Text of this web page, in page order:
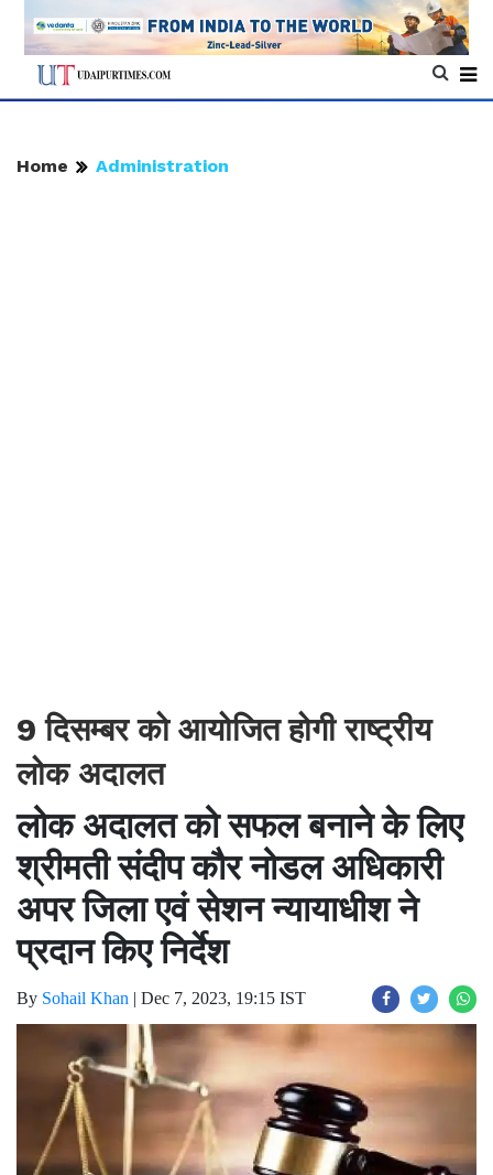
Home Administration
9 दिसम्बर को आयोजित होगी राष्ट्रीय
लोक अदालत
लोक अदालत को सफल बनाने के लिए
श्रीमती संदीप कौर नोडल अधिकारी
अपर जिला एवं सेशन न्यायाधीश ने
प्रदान किए निर्देश
By Sohail Khan | Dec 7, 2023, 19:15 IST